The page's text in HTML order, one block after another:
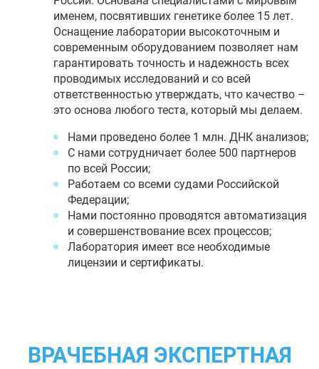
именем, посвятивших генетике более 15 лет.
Оснащение лаборатории высокоточным и
современным оборудованием позволяет нам
гарантировать точность и надежность всех
проводимых исследований и со всей
ответственностью утверждать, что качество –
это основа любого теста, который мы делаем.
Нами проведено более 1 млн. ДНК анализов;
С нами сотрудничает более 500 партнеров
по всей России;
Работаем со всеми судами Российской
Федерации;
Нами постоянно проводятся автоматизация
и совершенствование всех процессов;
Лаборатория имеет все необходимые
лицензии и сертификаты.
ВРАЧЕБНАЯ ЭКСПЕРТНАЯ